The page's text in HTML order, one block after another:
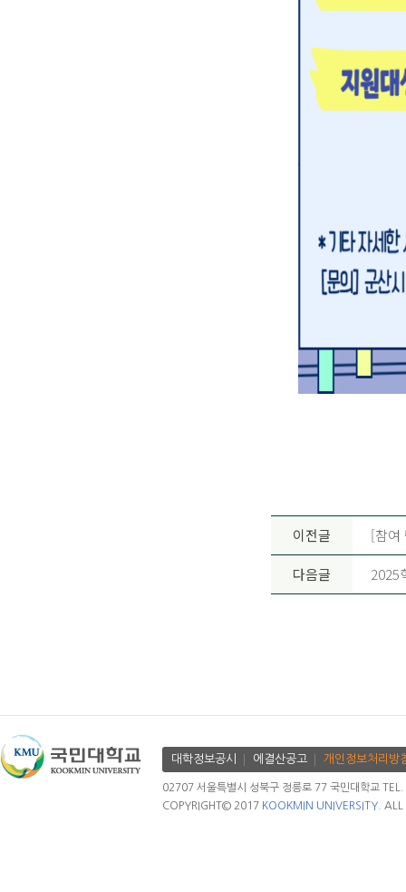
이전글 [참여
다음글 2025
대학정보공시 에결산공고 개인정보처리방
02707 서울특별시 성북구 정릉로 77 국민대학교
COPYRIGHT© 2017 KOOKMIN UNIVERSITY. ALL